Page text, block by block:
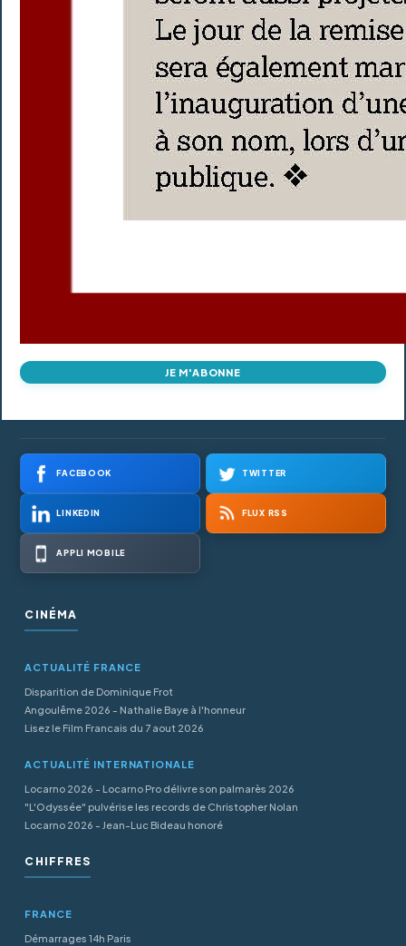
JE M'ABONNE
FACEBOOK TWITTER
LINKEDIN FLUX RSS
APPLI MOBILE
CINÉMA
ACTUALITÉ FRANCE
Disparition de Dominique Frot
Angoulême 2026 - Nathalie Baye à l'honneur
Lisez le Film Francais du 7 aout 2026
ACTUALITÉ INTERNATIONALE
Locarno 2026 - Locarno Pro délivre son palmarès 2026
"L'Odyssée" pulvérise les records de Christopher Nolan
Locarno 2026 - Jean-Luc Bideau honoré
CHIFFRES
FRANCE
Démarrages 14h Paris